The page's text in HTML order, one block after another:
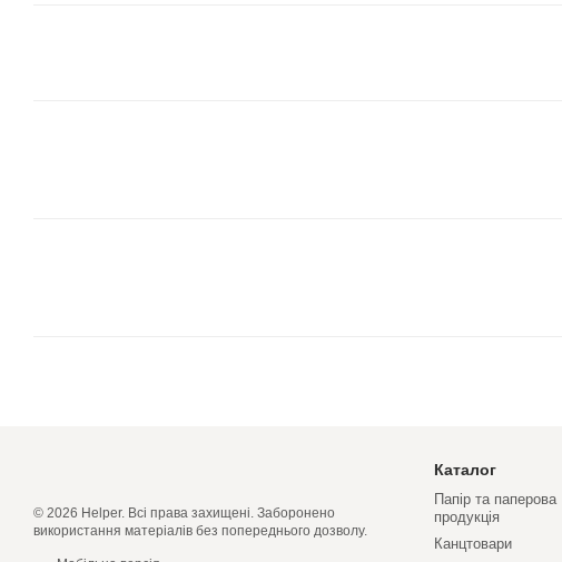
© 2026 Helper. Всі права захищені. Заборонено
використання матеріалів без попереднього дозволу.
Каталог
Папір та паперова
продукція
Канцтовари